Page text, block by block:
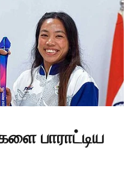
பாராட்டிய